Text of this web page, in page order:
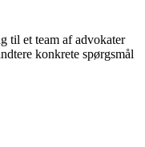
til et team af advokater
konkrete spørgsmål